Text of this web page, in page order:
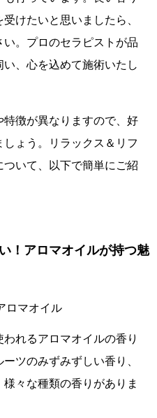
けたいと思いましたら、
。プロのセラピストが品
、心を込めて施術いたし
徴が異なりますので、好
ょう。リラックス＆リフ
いて、以下で簡単にご紹
！アロマオイルが持つ魅
れるアロマオイルの香り
ツのみずみずしい香り、
々な種類の香りがありま